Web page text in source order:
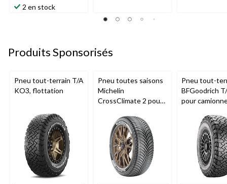
étoile(s)
2 en stock
Produits Sponsorisés
Pneu tout-terrain T/A
KO3, flottation
Pneu toutes saisons
Michelin
CrossClimate 2 pour
et multisegments
Pneu tout-
BFGoodrich
pour